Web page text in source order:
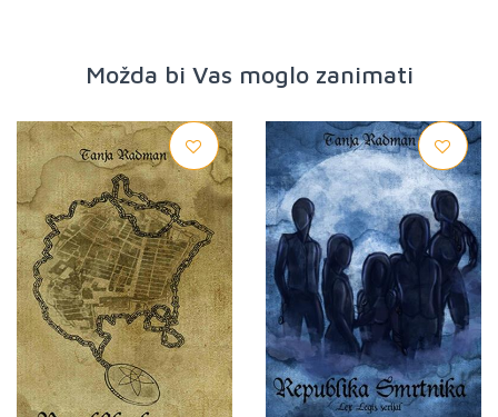
Možda bi Vas moglo zanimati